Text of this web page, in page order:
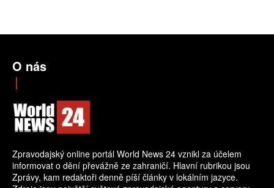
O nás
Zpravodajský online portál World News 24 vznikl za účelem
informovat o dění převážně ze zahraničí. Hlavní rubrikou jsou
Zprávy, kam redaktoři denně píší články v lokálním jazyce.